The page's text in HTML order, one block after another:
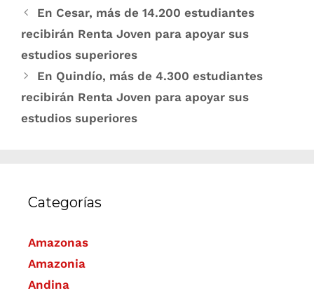
En Cesar, más de 14.200 estudiantes
recibirán Renta Joven para apoyar sus
estudios superiores
En Quindío, más de 4.300 estudiantes
recibirán Renta Joven para apoyar sus
estudios superiores
Categorías
Amazonas
Amazonia
Andina